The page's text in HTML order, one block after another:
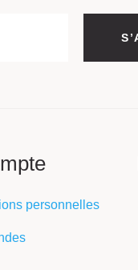
personnelles